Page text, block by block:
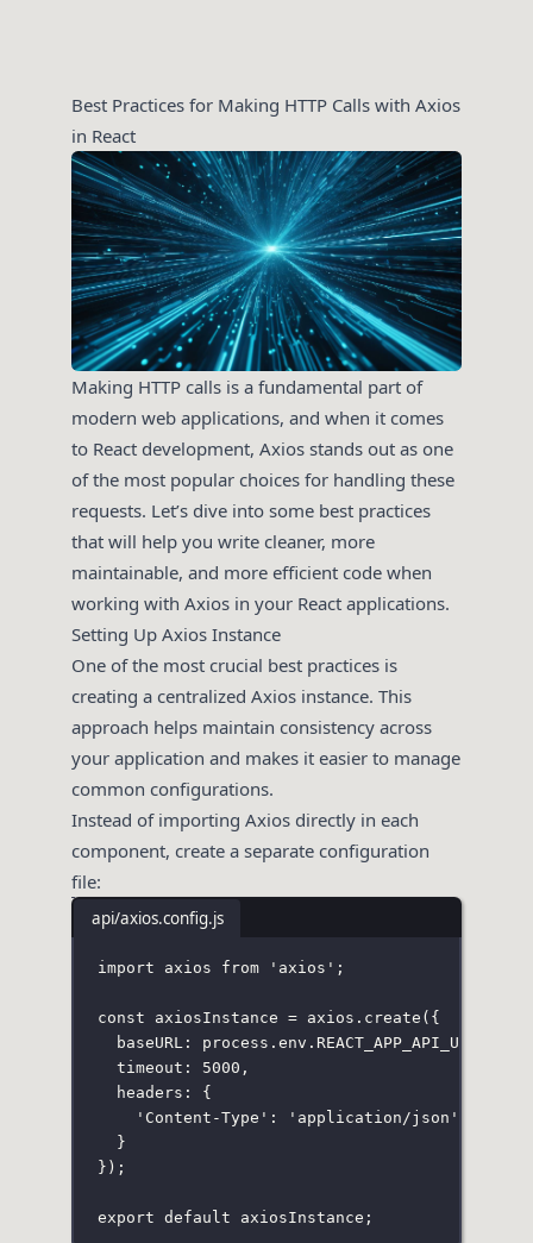
Best Practices for Making HTTP Calls with Axios
in React
Making HTTP calls is a fundamental part of
modern web applications, and when it comes
to React development, Axios stands out as one
of the most popular choices for handling these
requests. Let’s dive into some best practices
that will help you write cleaner, more
maintainable, and more efficient code when
working with Axios in your React applications.
Setting Up Axios Instance
One of the most crucial best practices is
creating a centralized Axios instance. This
approach helps maintain consistency across
your application and makes it easier to manage
common configurations.
Instead of importing Axios directly in each
component, create a separate configuration
file:
api/axios.config.js
import axios from ' axios ' ;
const axiosInstance = axios. create ({
baseURL : process.env. REACT_APP_API_URL
timeout : 5000 ,
headers :
{
' Content-Type ' : ' application/json '
}
});
export default axiosInstance;